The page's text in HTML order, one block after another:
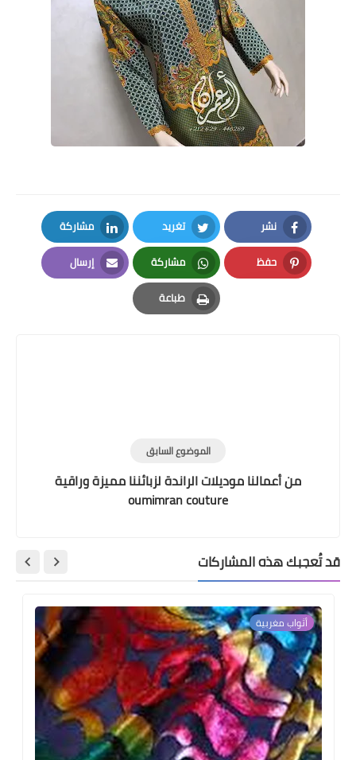
نشر
Facebook
تغريد
Twitter
مشاركة
LinkedIn
حفظ
Pinterest
مشاركة
Whatsapp
إرسال
Email
طباعة
Print
الموضوع السابق
من أعمالنا موديلات الراندة لزبائننا مميزة وراقية
oumimran couture
قد تُعجبك هذه المشاركات
أثواب مغربية